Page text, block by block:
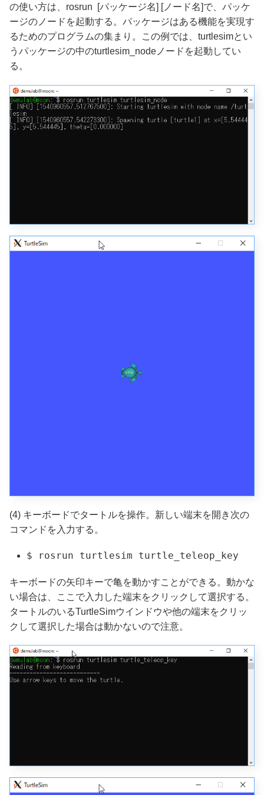
の使い方は、rosrun [パッケージ名] [ノード名]で、パッケ
ージのノードを起動する。パッケージはある機能を実現す
るためのプログラムの集まり。この例では、turtlesimとい
うパッケージの中のturtlesim_nodeノードを起動してい
る。
(4) キーボードでタートルを操作。新しい端末を開き次の
コマンドを入力する。
$ rosrun turtlesim turtle_teleop_key
キーボードの矢印キーで亀を動かすことができる。動かな
い場合は、ここで入力した端末をクリックして選択する。
タートルのいるTurtleSimウインドウや他の端末をクリッ
クして選択した場合は動かないので注意。